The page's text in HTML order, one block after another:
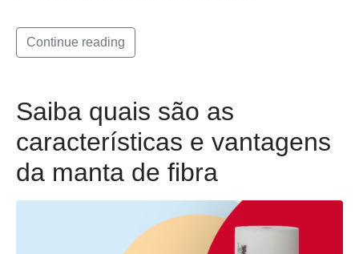
Continue reading
Saiba quais são as
características e vantagens
da manta de fibra